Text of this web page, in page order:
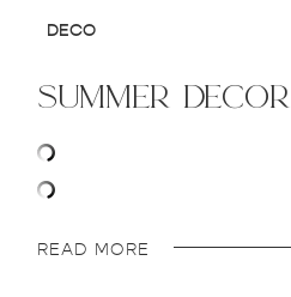
DECO
summer decor
READ MORE